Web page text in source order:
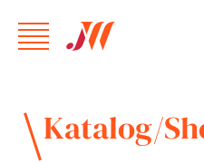
Katalog/